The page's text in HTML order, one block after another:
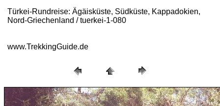
Türkei-Rundreise: Ägäisküste, Südküste, Kappadokien,
Nord-Griechenland / tuerkei-1-080
www.TrekkingGuide.de